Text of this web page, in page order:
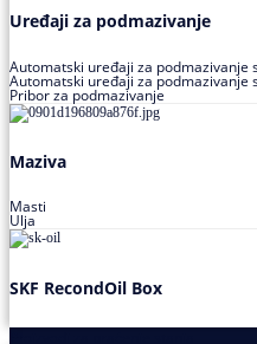
Uređaji za podmazivanje
Automatski uređaji za podmazivanje
Automatski uređaji za podmazivanje
Pribor za podmazivanje
Maziva
Masti
Ulja
SKF RecondOil Box